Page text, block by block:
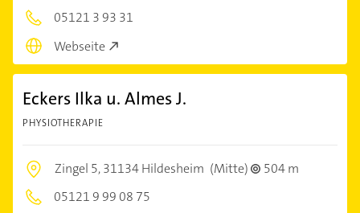
05121 3 93 31
Webseite
Eckers Ilka u. Almes J.
PHYSIOTHERAPIE
Zingel 5,31134 Hildesheim (Mitte)
504 m
05121 9 99 08 75